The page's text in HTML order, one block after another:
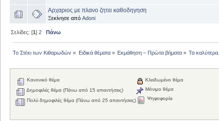
Αρχαριος με πλανο ζητει καθοδηγηση
Ξεκίνησε από Adoni
Σελίδες: [1]2 Πάνω
Το Στέκι των Κιθαρωδών » Ειδικά θέματα» Εκμάθηση – Πρώτα βήματα» Τα
Κανονικό θέμα
Δημοφιλές θέμα (Πάνω από 15 απαντήσεις)
Πολύ δημοφιλές θέμα (Πάνω από 25 απαντήσεις)
Κλειδωμένο θέμα
Μόνιμο θέμα
Ψηφοφορία